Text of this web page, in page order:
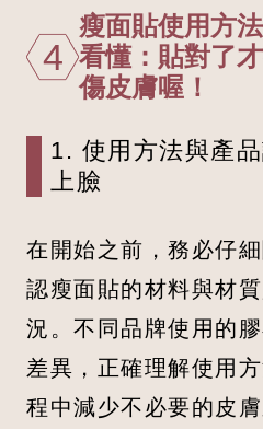
4
瘦面貼使用方
看懂：貼對了
傷皮膚喔！
1. 使用方法與產
上臉
在開始之前，務必仔
認瘦面貼的材料與材
況。不同品牌使用的
差異，正確理解使用
程中減少不必要的皮